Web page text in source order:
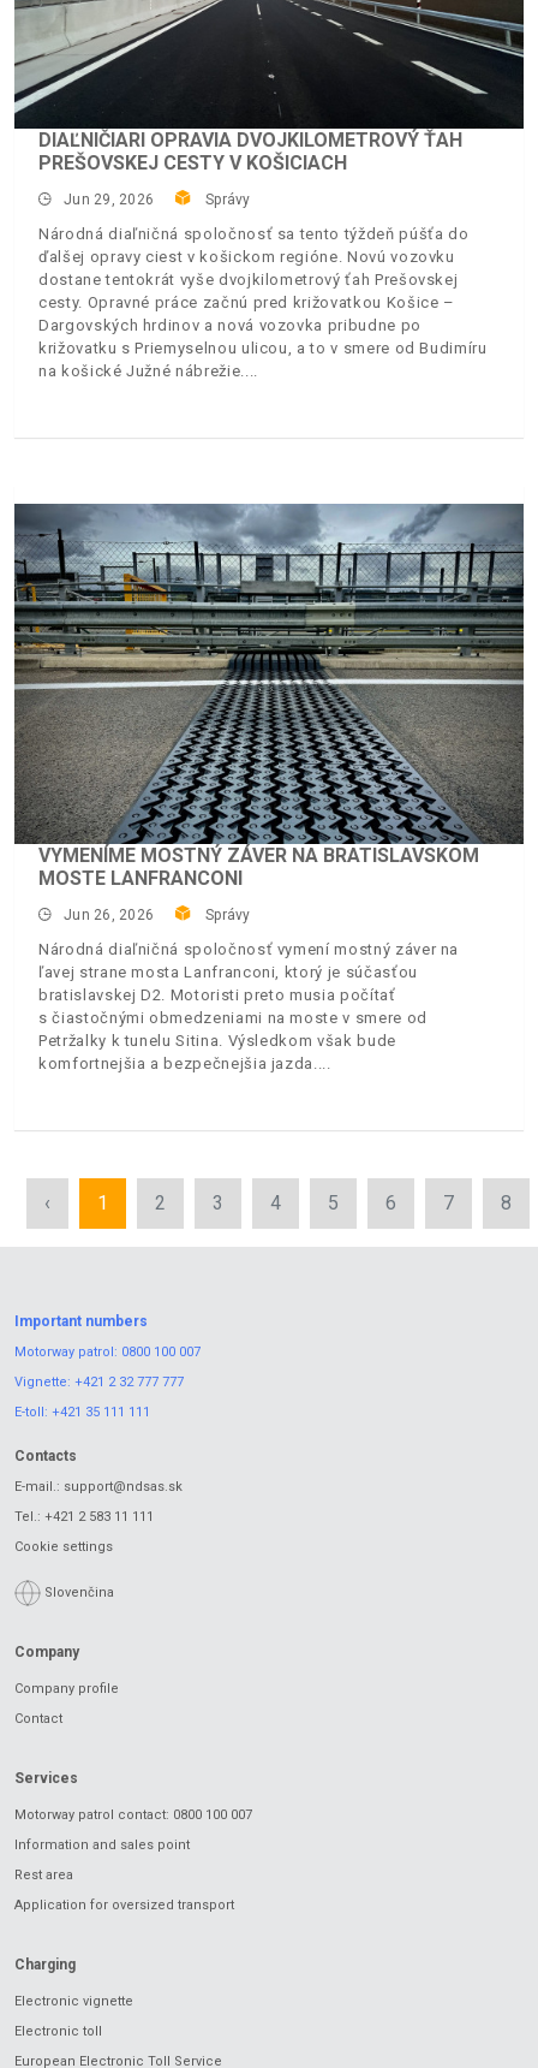
DIAĽNIČIARI OPRAVIA DVOJKILOMETROVÝ ŤAH
PREŠOVSKEJ CESTY V KOŠICIACH
Jun 29, 2026 Správy
Národná diaľničná spoločnosť sa tento týždeň púšťa do
ďalšej opravy ciest v košickom regióne. Novú vozovku
dostane tentokrát vyše dvojkilometrový ťah Prešovskej
cesty. Opravné práce začnú pred križovatkou Košice –
Dargovských hrdinov a nová vozovka pribudne po
križovatku s Priemyselnou ulicou, a to v smere od Budimíru
na košické Južné nábrežie.
VYMENÍME MOSTNÝ ZÁVER NA BRATISLAVSKOM
MOSTE LANFRANCONI
Jun 26, 2026 Správy
Národná diaľničná spoločnosť vymení mostný záver na
ľavej strane mosta Lanfranconi, ktorý je súčasťou
bratislavskej D2. Motoristi preto musia počítať
s čiastočnými obmedzeniami na moste v smere od
Petržalky k tunelu Sitina. Výsledkom však bude
komfortnejšia a bezpečnejšia jazda.
‹ 1 2 3 4 5 6 7 8
Important numbers
Motorway patrol: 0800 100 007
Vignette: +421 2 32 777 777
E-toll: +421 35 111 111
Contacts
E-mail.: support@ndsas.sk
Tel.: +421 2 583 11 111
Cookie settings
Slovenčina
Company
Company profile
Contact
Services
Motorway patrol contact: 0800 100 007
Information and sales point
Rest area
Application for oversized transport
Charging
Electronic vignette
Electronic toll
European Electronic Toll Service